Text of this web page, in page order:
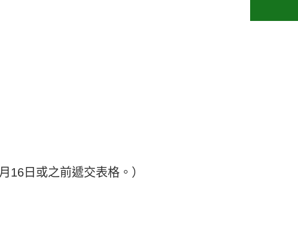
16日或之前遞交表格。）